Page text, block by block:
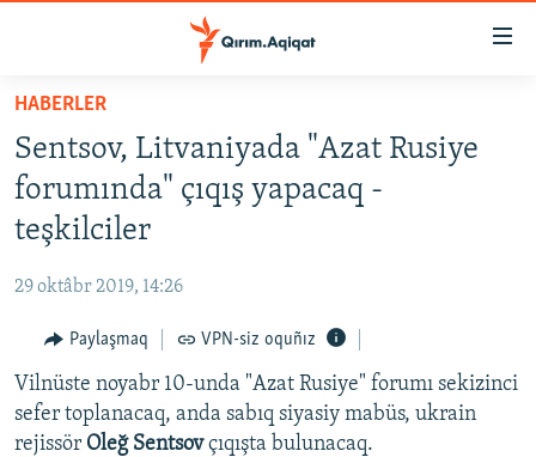
Esas
qaytmaq
Baş
navigatsiyağa
qaytmaq
Qıdıruvğa
SİYASET
İQTİSADİYAT
MEDENİYET
İNSAN AQLARI
VİDEO
SÜRET
HABERLER
Sentsov, Litvaniyada "Azat Rusiye
forumında" çıqış yapacaq -
teşkilciler
29 oktâbr 2019, 14:26
Paylaşmaq VPN-siz oquñız
Vilnüste noyabr 10-unda "Azat Rusiye" forumı sekizinci
sefer toplanacaq, anda sabıq siyasiy mabüs, ukrain
rejissör Oleğ Sentsovçıqışta bulunacaq.